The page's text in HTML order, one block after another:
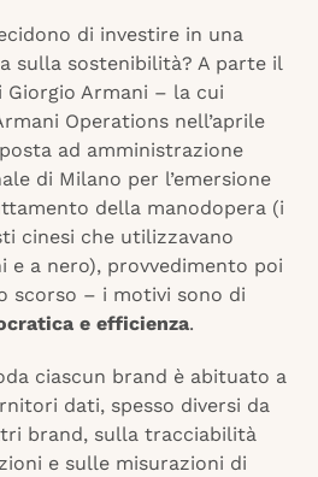
di investire in una
sulla sostenibilità? A parte il
Armani – la cui
Operations nell’aprile
ad amministrazione
di Milano per l’emersione
della manodopera (i
cinesi che utilizzavano
e a nero), provvedimento poi
scorso – i motivi sono di
e efficienza.
ciascun brand è abituato a
dati, spesso diversi da
brand, sulla tracciabilità
e sulle misurazioni di